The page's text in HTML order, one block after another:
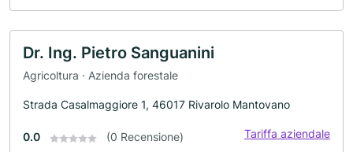
Dr. Ing. Pietro Sanguanini
Agricoltura · Azienda forestale
Strada Casalmaggiore 1, 46017 Rivarolo Mantovano
0.0 (0 Recensione) Tariffa aziendale